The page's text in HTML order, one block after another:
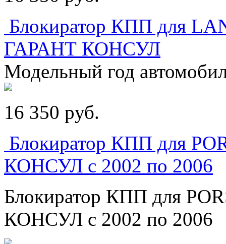
Блокиратор КПП для
ГАРАНТ КОНСУЛ
Модельный год
16 350 pуб.
Блокиратор КПП для
КОНСУЛ с 2002 по 2006
Блокиратор КПП для
КОНСУЛ с 2002 по 2006